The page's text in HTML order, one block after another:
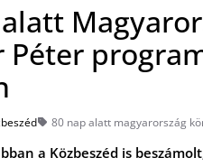
Péter
80 nap alatt magyarország
a Közbeszéd is